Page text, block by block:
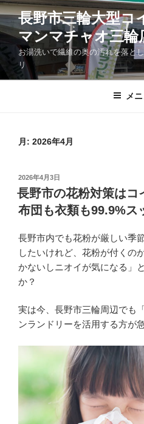
コ
ン
テ
ン
ツ
へ
長野市三輪大型コ
マンマチャオ三輪
お湯洗いで繊維の奥の汚れを落と
リ
メ
月: 2026年4月
投
稿
日:
2026年4月3日
長野市の花粉対策はコ
布団も衣類も99.9%ス
長野市内でも花粉が厳しい季
したいけれど、花粉が付くの
かないしニオイが気になる」
か？
実は今、長野市三輪周辺でも
ンランドリーを活用する方が